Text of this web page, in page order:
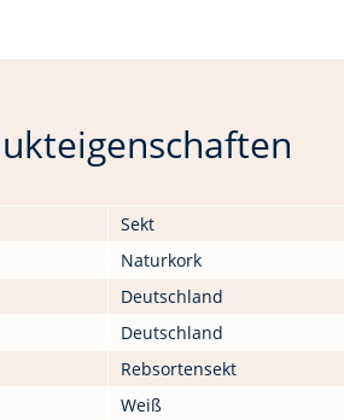
Sekt
Naturkork
Deutschland
Deutschland
Rebsortensekt
Weiß